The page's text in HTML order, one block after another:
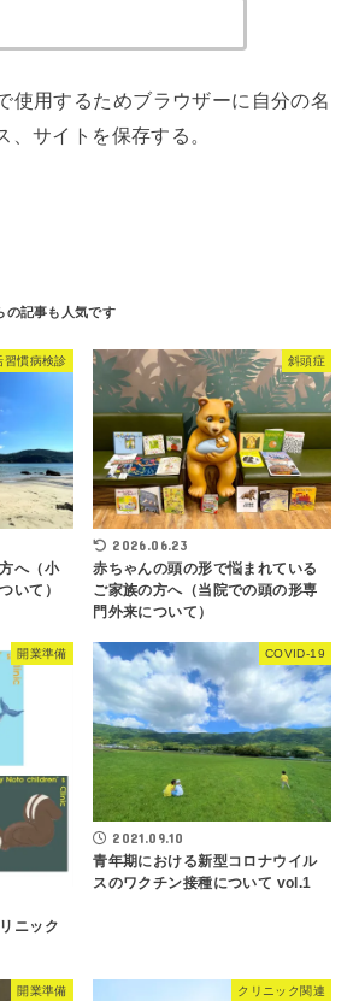
使用するためブラウザーに自分の名
、サイトを保存する。
習慣病検診
へ（小
いて）
斜頭症
2026.06.23
赤ちゃんの頭の形で悩まれている
ご家族の方へ（当院での頭の形専
門外来について）
開業準備
ニック
COVID-19
2021.09.10
青年期における新型コロナウイル
スのワクチン接種について vol.1
開業準備 クリニック関連